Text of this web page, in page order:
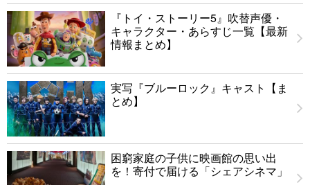
『トイ・ストーリー5』吹替声優・
キャラクター・あらすじ一覧【最新
情報まとめ】
実写『ブルーロック』キャスト【ま
とめ】
困窮家庭の子供に映画館の思い出
を！寄付で届ける「シェアシネマ」